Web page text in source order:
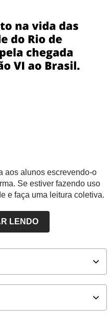
aos alunos escrevendo-o
Se estiver fazendo uso
e faça uma leitura coletiva.
LENDO